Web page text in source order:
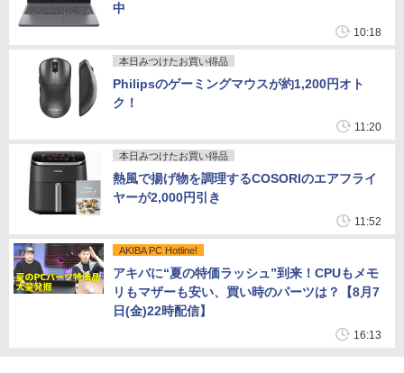
中
10:18
本日みつけたお買い得品
Philipsのゲーミングマウスが約1,200円オト
ク！
11:20
本日みつけたお買い得品
熱風で揚げ物を調理するCOSORIのエアフライ
ヤーが2,000円引き
11:52
AKIBA PC Hotline!
アキバに“夏の特価ラッシュ”到来！CPUもメモ
リもマザーも安い、買い時のパーツは？【8月7
日(金)22時配信】
16:13